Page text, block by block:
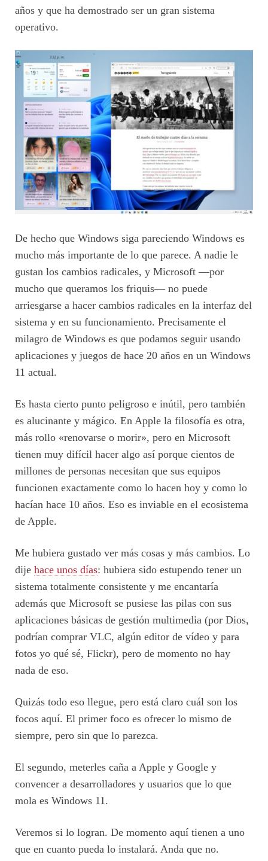
años y que ha demostrado ser un gran sistema
operativo.
De hecho que Windows siga pareciendo Windows es
mucho más importante de lo que parece. A nadie le
gustan los cambios radicales, y Microsoft —por
mucho que queramos los friquis— no puede
arriesgarse a hacer cambios radicales en la interfaz del
sistema y en su funcionamiento. Precisamente el
milagro de Windows es que podamos seguir usando
aplicaciones y juegos de hace 20 años en un Windows
11 actual.
Es hasta cierto punto peligroso e inútil, pero también
es alucinante y mágico. En Apple la filosofía es otra,
más rollo «renovarse o morir», pero en Microsoft
tienen muy difícil hacer algo así porque cientos de
millones de personas necesitan que sus equipos
funcionen exactamente como lo hacen hoy y como lo
hacían hace 10 años. Eso es inviable en el ecosistema
de Apple.
Me hubiera gustado ver más cosas y más cambios. Lo
dije hace unos días: hubiera sido estupendo tener un
sistema totalmente consistente y me encantaría
además que Microsoft se pusiese las pilas con sus
aplicaciones básicas de gestión multimedia (por Dios,
podrían comprar VLC, algún editor de vídeo y para
fotos yo qué sé, Flickr), pero de momento no hay
nada de eso.
Quizás todo eso llegue, pero está claro cuál son los
focos aquí. El primer foco es ofrecer lo mismo de
siempre, pero sin que lo parezca.
El segundo, meterles caña a Apple y Google y
convencer a desarrolladores y usuarios que lo que
mola es Windows 11.
Veremos si lo logran. De momento aquí tienen a uno
que en cuanto pueda lo instalará. Anda que no.